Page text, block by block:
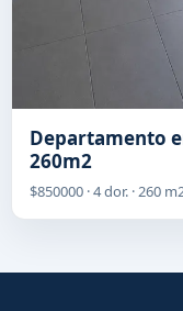
Departamento
260m2
$850000 · 4 dor. · 260